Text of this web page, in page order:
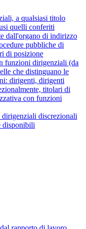
a qualsiasi titolo
quelli conferiti
dall'organo di indirizzo
pubbliche di
di posizione
funzioni dirigenziali (da
che distinguano le
dirigenti, dirigenti
titolari di
con funzioni
discrezionali
disponibili